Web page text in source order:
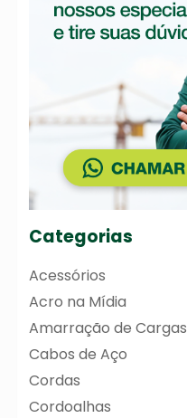
Categorias
Acessórios
Acro na Mídia
Amarração de Cargas
Cabos de Aço
Cordas
Cordoalhas